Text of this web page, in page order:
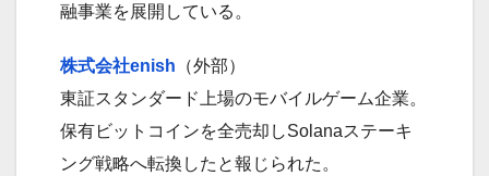
融事業を展開している。
株式会社enish （外部）
東証スタンダード上場のモバイルゲーム企業。
保有ビットコインを全売却しSolanaステーキ
ング戦略へ転換したと報じられた。